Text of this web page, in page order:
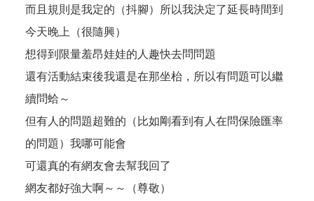
而且規則是我定的（抖腳）所以我決定了延長時間到
今天晚上（很隨興）
想得到限量羞昂娃娃的人趣快去問問題
還有活動結束後我還是在那坐枱，所以有問題可以繼
續問蛤～
但有人的問題超難的（比如剛看到有人在問保險匯率
的問題）我哪可能會
可還真的有網友會去幫我回了
網友都好強大啊～～（尊敬）